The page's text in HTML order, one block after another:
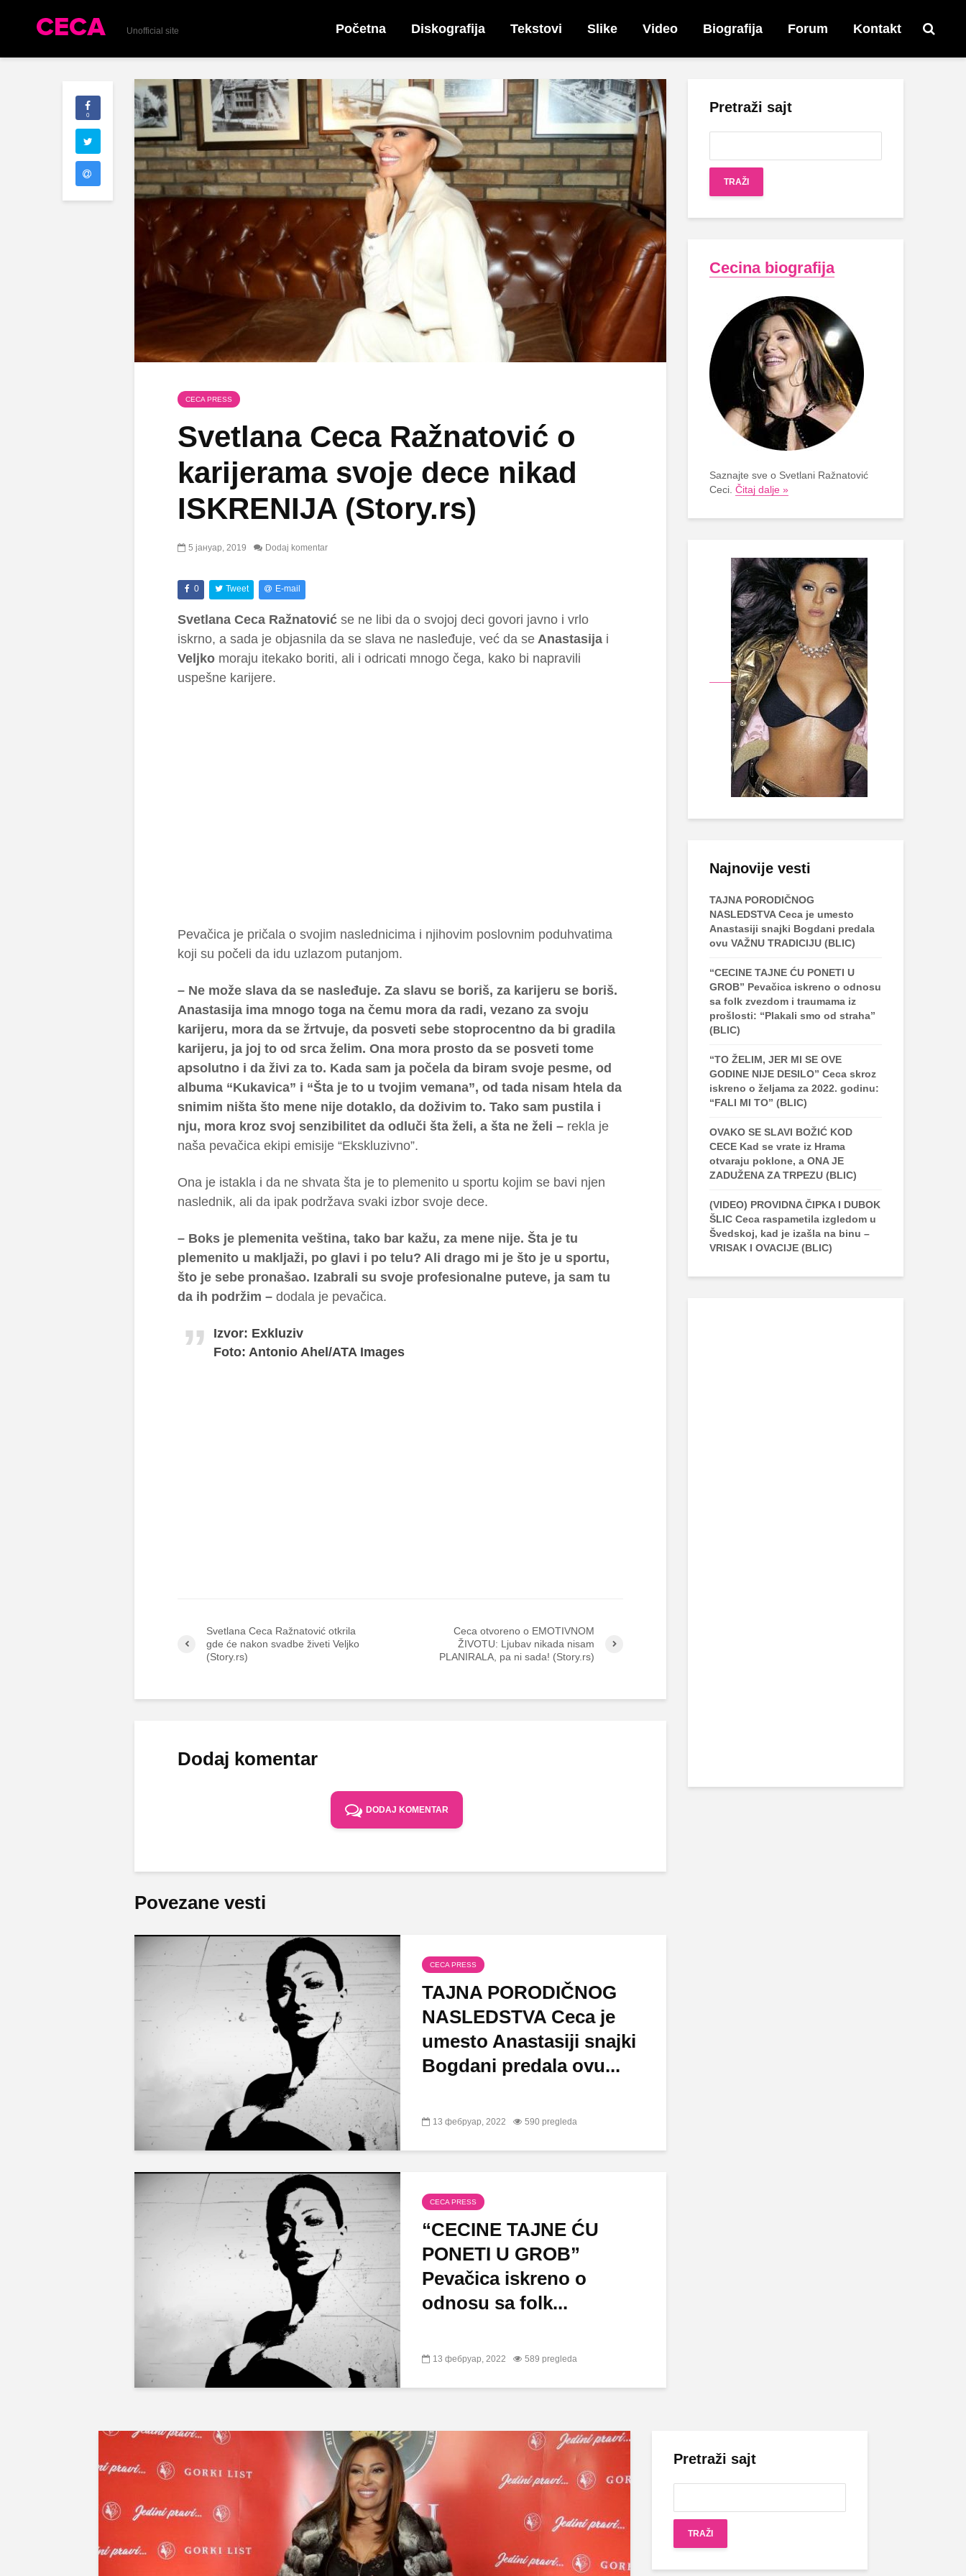
Unofficial site Početna Diskografija Tekstovi Slike Video Biografija Forum Kontakt
0
CECA PRESS
Svetlana Ceca Ražnatović o
karijerama svoje dece nikad
ISKRENIJA (Story.rs)
5 јануар, 2019 Dodaj komentar
0 Tweet E-mail
Svetlana Ceca Ražnatović se ne libi da o svojoj deci govori javno i vrlo
iskrno, a sada je objasnila da se slava ne nasleđuje, već da se Anastasija i
Veljko moraju itekako boriti, ali i odricati mnogo čega, kako bi napravili
uspešne karijere.
Pevačica je pričala o svojim naslednicima i njihovim poslovnim poduhvatima
koji su počeli da idu uzlazom putanjom.
– Ne može slava da se nasleđuje. Za slavu se boriš, za karijeru se boriš.
Anastasija ima mnogo toga na čemu mora da radi, vezano za svoju
karijeru, mora da se žrtvuje, da posveti sebe stoprocentno da bi gradila
karijeru, ja joj to od srca želim. Ona mora prosto da se posveti tome
apsolutno i da živi za to. Kada sam ja počela da biram svoje pesme, od
albuma “Kukavica” i “Šta je to u tvojim vemana”, od tada nisam htela da
snimim ništa što mene nije dotaklo, da doživim to. Tako sam pustila i
nju, mora kroz svoj senzibilitet da odluči šta želi, a šta ne želi – rekla je
naša pevačica ekipi emisije “Ekskluzivno”.
Ona je istakla i da ne shvata šta je to plemenito u sportu kojim se bavi njen
naslednik, ali da ipak podržava svaki izbor svoje dece.
– Boks je plemenita veština, tako bar kažu, za mene nije. Šta je tu
plemenito u makljaži, po glavi i po telu? Ali drago mi je što je u sportu,
što je sebe pronašao. Izabrali su svoje profesionalne puteve, ja sam tu
da ih podržim – dodala je pevačica.
Izvor: Exkluziv
Foto: Antonio Ahel/ATA Images
Svetlana Ceca Ražnatović otkrila
gde će nakon svadbe živeti Veljko
(Story.rs)
Ceca otvoreno o EMOTIVNOM
ŽIVOTU: Ljubav nikada nisam
PLANIRALA, pa ni sada! (Story.rs)
Dodaj komentar
DODAJ KOMENTAR
Povezane vesti
CECA PRESS
TAJNA PORODIČNOG
NASLEDSTVA Ceca je
umesto Anastasiji snajki
Bogdani predala ovu...
13 фебруар, 2022 590 pregleda
CECA PRESS
“CECINE TAJNE ĆU
PONETI U GROB”
Pevačica iskreno o
odnosu sa folk...
13 фебруар, 2022 589 pregleda
Pretraži sajt
Cecina biografija
Saznajte sve o Svetlani Ražnatović
Ceci. Čitaj dalje »
Najnovije vesti
TAJNA PORODIČNOG
NASLEDSTVA Ceca je umesto
Anastasiji snajki Bogdani predala
ovu VAŽNU TRADICIJU (BLIC)
“CECINE TAJNE ĆU PONETI U
GROB” Pevačica iskreno o odnosu
sa folk zvezdom i traumama iz
prošlosti: “Plakali smo od straha”
(BLIC)
“TO ŽELIM, JER MI SE OVE
GODINE NIJE DESILO” Ceca skroz
iskreno o željama za 2022. godinu:
“FALI MI TO” (BLIC)
OVAKO SE SLAVI BOŽIĆ KOD
CECE Kad se vrate iz Hrama
otvaraju poklone, a ONA JE
ZADUŽENA ZA TRPEZU (BLIC)
(VIDEO) PROVIDNA ČIPKA I DUBOK
ŠLIC Ceca raspametila izgledom u
Švedskoj, kad je izašla na binu –
VRISAK I OVACIJE (BLIC)
Pretraži sajt